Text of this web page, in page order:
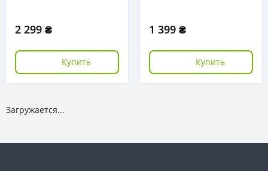
2 299 ₴
Купить
1 399 ₴
Купить
Загружается...